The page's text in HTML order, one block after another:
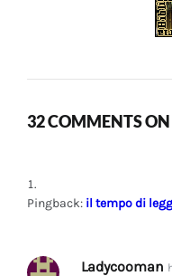
32 COMMENTS ON
Pingback: il tempo di
Ladycooman